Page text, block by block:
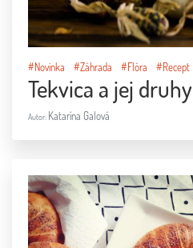
#Novinka #Záhrada #Flóra #Recept
Tekvica a jej druhy
Autor: Katarína Galová